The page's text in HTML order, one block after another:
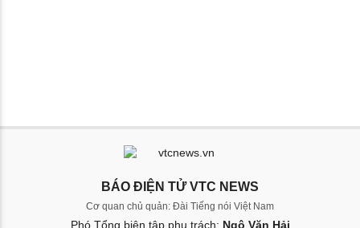
BÁO ĐIỆN TỬ VTC NEWS
Cơ quan chủ quản: Đài Tiếng nói Việt Nam
Phó Tổng biên tập phụ trách: Ngô Văn Hải